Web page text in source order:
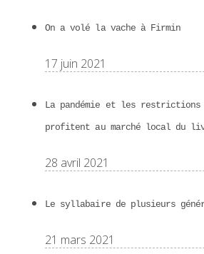
On a volé la vache à Firmin
17 juin 2021
La pandémie et les restrictions
profitent au marché local du
28 avril 2021
Le syllabaire de plusieurs
21 mars 2021